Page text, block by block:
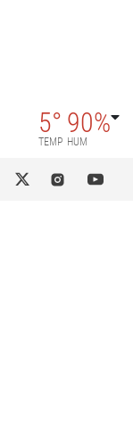
5°
TEMP
90%
HUM